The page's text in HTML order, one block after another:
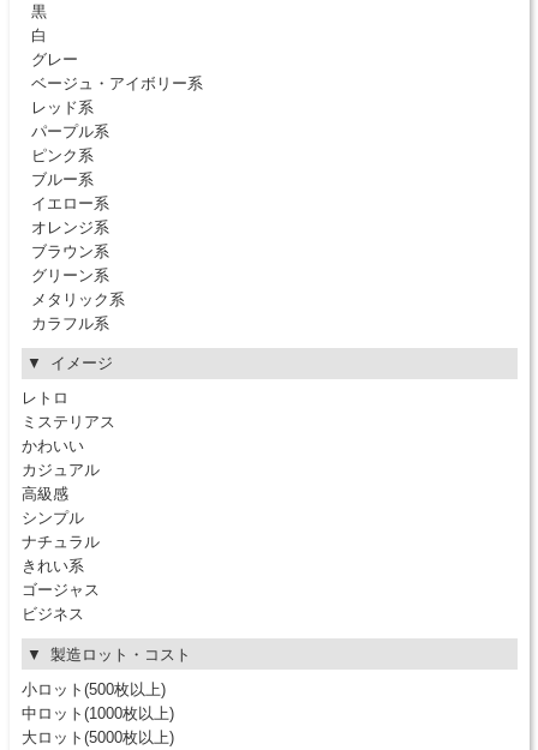
黒
白
グレー
ベージュ・アイボリー系
レッド系
パープル系
ピンク系
ブルー系
イエロー系
オレンジ系
ブラウン系
グリーン系
メタリック系
カラフル系
イメージ
レトロ
ミステリアス
かわいい
カジュアル
高級感
シンプル
ナチュラル
きれい系
ゴージャス
ビジネス
製造ロット・コスト
小ロット(500枚以上)
中ロット(1000枚以上)
大ロット(5000枚以上)